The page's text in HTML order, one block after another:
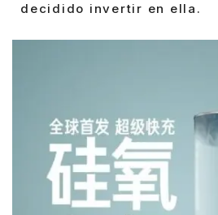
decidido invertir en ella.